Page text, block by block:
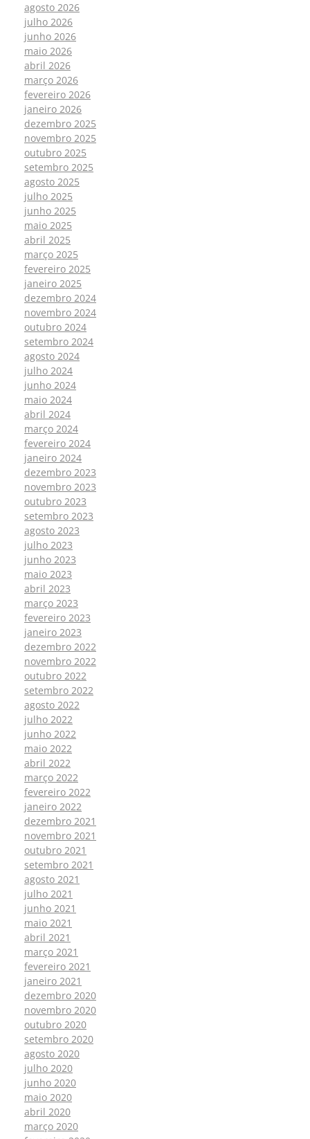
agosto 2026
julho 2026
junho 2026
maio 2026
abril 2026
março 2026
fevereiro 2026
janeiro 2026
dezembro 2025
novembro 2025
outubro 2025
setembro 2025
agosto 2025
julho 2025
junho 2025
maio 2025
abril 2025
março 2025
fevereiro 2025
janeiro 2025
dezembro 2024
novembro 2024
outubro 2024
setembro 2024
agosto 2024
julho 2024
junho 2024
maio 2024
abril 2024
março 2024
fevereiro 2024
janeiro 2024
dezembro 2023
novembro 2023
outubro 2023
setembro 2023
agosto 2023
julho 2023
junho 2023
maio 2023
abril 2023
março 2023
fevereiro 2023
janeiro 2023
dezembro 2022
novembro 2022
outubro 2022
setembro 2022
agosto 2022
julho 2022
junho 2022
maio 2022
abril 2022
março 2022
fevereiro 2022
janeiro 2022
dezembro 2021
novembro 2021
outubro 2021
setembro 2021
agosto 2021
julho 2021
junho 2021
maio 2021
abril 2021
março 2021
fevereiro 2021
janeiro 2021
dezembro 2020
novembro 2020
outubro 2020
setembro 2020
agosto 2020
julho 2020
junho 2020
maio 2020
abril 2020
março 2020